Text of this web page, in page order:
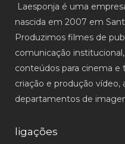
Laesponja é uma
nascida em 2007 em
Produzimos filmes de
comunicação
conteúdos para cinema e
criação e produção
departamentos de
ligações